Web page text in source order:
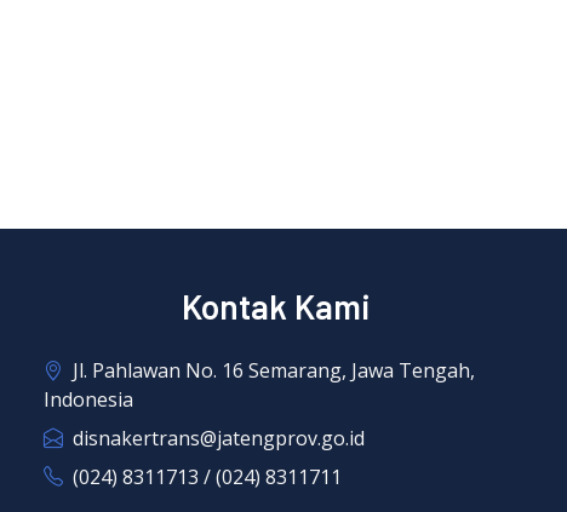
Kontak Kami
Jl. Pahlawan No. 16 Semarang, Jawa Tengah,
Indonesia
disnakertrans@jatengprov.go.id
(024) 8311713 / (024) 8311711